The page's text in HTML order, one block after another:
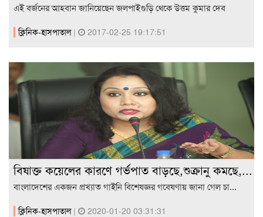
এই বর্জনের আহবান জানিয়েছেন জলপাইগুড়ি থেকে উত্তম কুমার দেব
ক্লিনিক-হাসপাতাল | 2017-02-25 19:17:51
বিষাক্ত কয়েলের কারণে গর্ভপাত বাড়ছে,শুক্রানু কমছে,...
বাংলাদেশের একজন প্রখ্যাত গাইনি বিশেষজ্ঞর গবেষণায় জানা গেল চা...
ক্লিনিক-হাসপাতাল | 2020-01-20 03:31:31